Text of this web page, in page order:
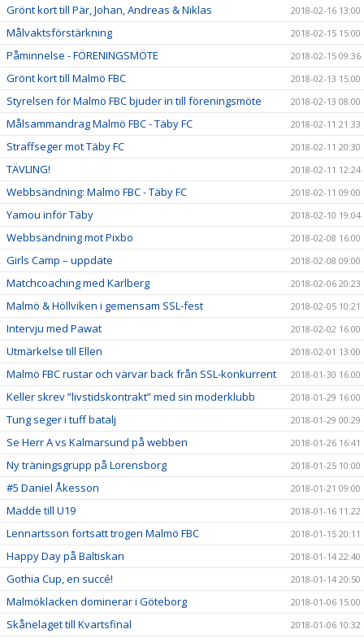
Grönt kort till Pär, Johan, Andreas & Niklas 2018-02-16 13:00
Målvaktsförstärkning 2018-02-15 15:00
Påminnelse - FÖRENINGSMÖTE 2018-02-15 09:36
Grönt kort till Malmö FBC 2018-02-13 15:00
Styrelsen för Malmö FBC bjuder in till föreningsmöte 2018-02-13 08:00
Målsammandrag Malmö FBC - Täby FC 2018-02-11 21:33
Straffseger mot Täby FC 2018-02-11 20:30
TÄVLING! 2018-02-11 12:24
Webbsändning: Malmö FBC - Täby FC 2018-02-11 09:00
Yamou inför Täby 2018-02-10 19:04
Webbsändning mot Pixbo 2018-02-08 16:00
Girls Camp – uppdate 2018-02-08 09:00
Matchcoaching med Karlberg 2018-02-06 20:23
Malmö & Höllviken i gemensam SSL-fest 2018-02-05 10:21
Intervju med Pawat 2018-02-02 16:00
Utmärkelse till Ellen 2018-02-01 13:00
Malmö FBC rustar och värvar back från SSL-konkurrent 2018-01-30 16:00
Keller skrev ”livstidskontrakt” med sin moderklubb 2018-01-29 16:00
Tung seger i tuff batalj 2018-01-29 00:29
Se Herr A vs Kalmarsund på webben 2018-01-26 16:41
Ny träningsgrupp på Lorensborg 2018-01-25 10:00
#5 Daniel Åkesson 2018-01-21 09:00
Madde till U19 2018-01-16 11:22
Lennartsson fortsatt trogen Malmö FBC 2018-01-15 20:11
Happy Day på Baltiskan 2018-01-14 22:40
Gothia Cup, en succé! 2018-01-14 20:50
Malmöklacken dominerar i Göteborg 2018-01-06 15:00
Skånelaget till Kvartsfinal 2018-01-06 10:32